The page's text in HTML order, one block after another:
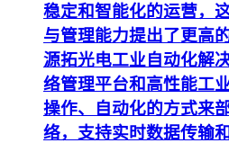
稳定和智能化的运营，
与管理能力提出了更高的
源拓光电工业自动化解
络管理平台和高性能工
操作、自动化的方式来
络，支持实时数据传输